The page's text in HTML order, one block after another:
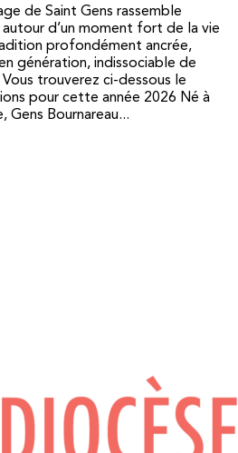
de Saint Gens rassemble
autour d’un moment fort de la vie
profondément ancrée,
génération, indissociable de
Vous trouverez ci-dessous le
pour cette année 2026 Né à
Gens Bournareau...